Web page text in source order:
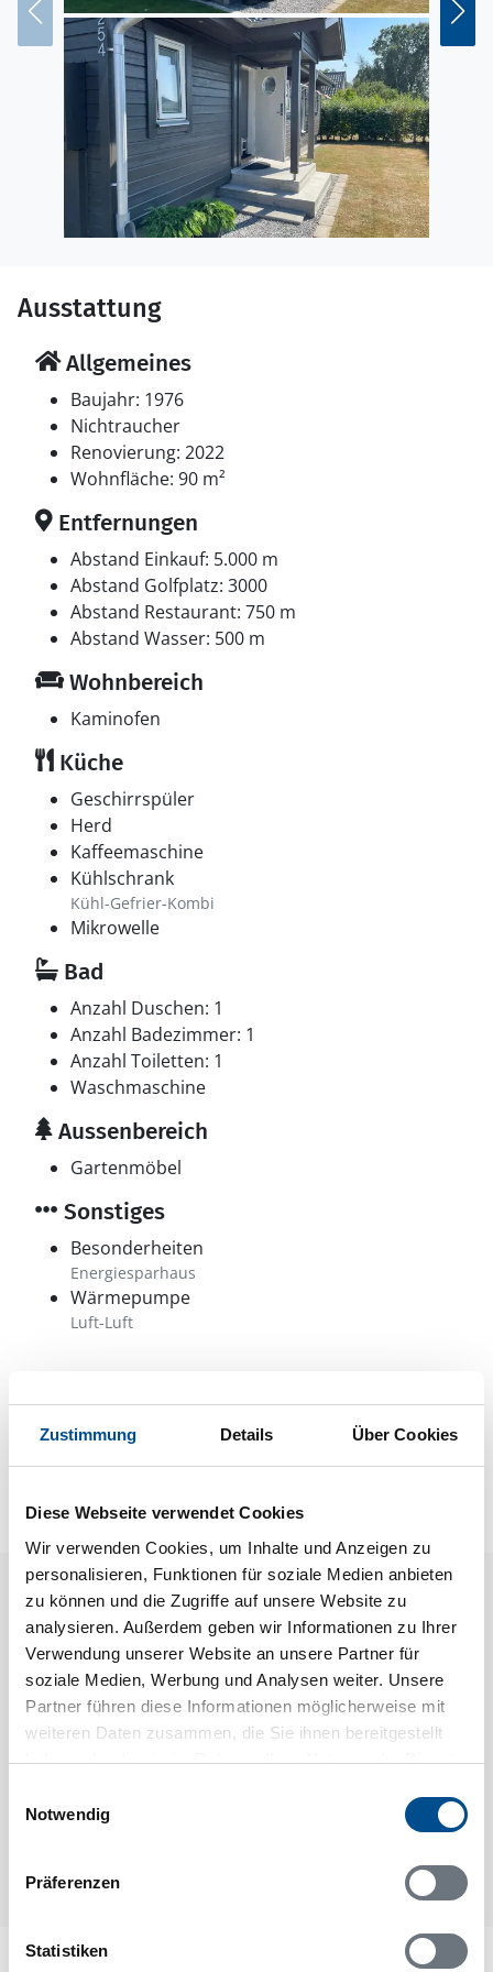
Zustimmung Details Über Cookies
Diese Webseite verwendet Cookies
Wir verwenden Cookies, um Inhalte und Anzeigen zu
personalisieren, Funktionen für soziale Medien anbieten
zu können und die Zugriffe auf unsere Website zu
analysieren. Außerdem geben wir Informationen zu Ihrer
Verwendung unserer Website an unsere Partner für
soziale Medien, Werbung und Analysen weiter. Unsere
Partner führen diese Informationen möglicherweise mit
weiteren Daten zusammen, die Sie ihnen bereitgestellt
haben oder die sie im Rahmen Ihrer Nutzung der Dienste
Notwendig
Präferenzen
Statistiken
Ausstattung
Allgemeines
Baujahr: 1976
Nichtraucher
Renovierung: 2022
Wohnfläche: 90 m²
Entfernungen
Abstand Einkauf: 5.000 m
Abstand Golfplatz: 3000
Abstand Restaurant: 750 m
Abstand Wasser: 500 m
Wohnbereich
Kaminofen
Küche
Geschirrspüler
Herd
Kaffeemaschine
Kühlschrank
Kühl-Gefrier-Kombi
Mikrowelle
Bad
Anzahl Duschen: 1
Anzahl Badezimmer: 1
Anzahl Toiletten: 1
Waschmaschine
Aussenbereich
Gartenmöbel
Sonstiges
Besonderheiten
Energiesparhaus
Wärmepumpe
Luft-Luft
Neben- und Verbrauchskosten
Die aktuellen Verbrauchskosten finden Sie im
nächsten Schritt im Buchungsformular.
Raumaufteilung